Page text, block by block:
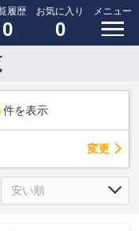
履歴
0
お気に入り
0
メニュー
件を表示
変更